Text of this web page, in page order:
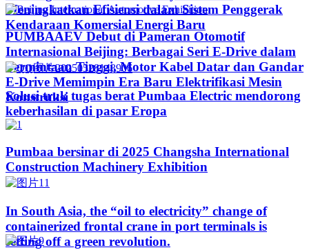
Meningkatkan Efisiensi dalam Sistem Penggerak
Kendaraan Komersial Energi Baru
PUMBAAEV Debut di Pameran Otomotif
Internasional Beijing: Berbagai Seri E-Drive dalam
Permintaan Tinggi, Motor Kabel Datar dan Gandar
E-Drive Memimpin Era Baru Elektrifikasi Mesin
Konstruksi
Solusi truk tugas berat Pumbaa Electric mendorong
keberhasilan di pasar Eropa
Pumbaa bersinar di 2025 Changsha International
Construction Machinery Exhibition
In South Asia, the “oil to electricity” change of
containerized frontal crane in port terminals is
setting off a green revolution.